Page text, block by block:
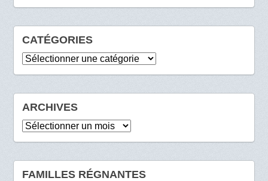
CATÉGORIES
Catégories
ARCHIVES
Archives
FAMILLES RÉGNANTES